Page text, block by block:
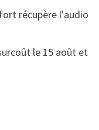
récupère l'audio
le 15 août et